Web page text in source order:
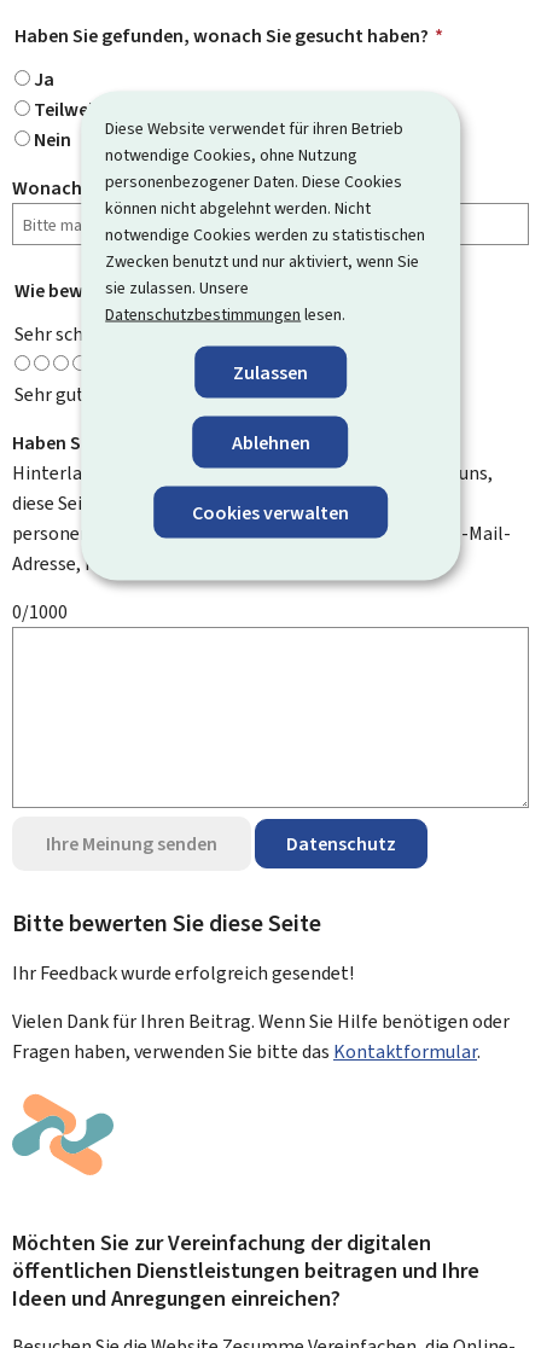
Diese Website verwendet für ihren Betrieb
notwendige Cookies, ohne Nutzung
personenbezogener Daten. Diese Cookies
können nicht abgelehnt werden. Nicht
notwendige Cookies werden zu statistischen
Zwecken benutzt und nur aktiviert, wenn Sie
sie zulassen. Unsere
Datenschutzbestimmungen lesen.
Zulassen
Ablehnen
Cookies verwalten
Haben Sie gefunden, wonach Sie gesucht haben? *
Ja
Teilweise
Nein
Wonach haben Sie gesucht?
Wie bewerten Sie diese Seite?
Sehr schlecht
Sehr gut
Haben Sie Verbesserungsvorschläge?
Hinterlassen Sie uns einen Kommentar und helfen Sie uns,
diese Seite zu verbessern. Bitte geben Sie keine
personenbezogenen Daten an, wie zum Beispiel Ihre E-Mail-
Adresse, Ihren Namen oder Ihre Telefonnummer.
0/1000
Ihre Meinung senden Datenschutz
Bitte bewerten Sie diese Seite
Ihr Feedback wurdeerfolgreichgesendet!
Vielen Dank für Ihren Beitrag. Wenn Sie Hilfe benötigen oder
Fragen haben, verwenden Sie bitte das Kontaktformular.
Möchten Sie zur Vereinfachung der digitalen
öffentlichen Dienstleistungen beitragen und Ihre
Ideen und Anregungen einreichen?